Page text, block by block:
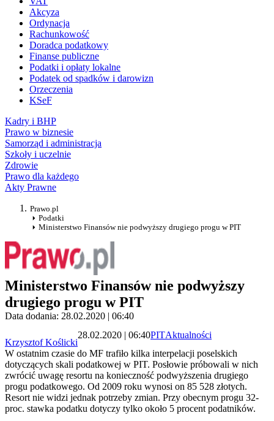
Akcyza
Ordynacja
Rachunkowość
Doradca podatkowy
Finanse publiczne
Podatki i opłaty lokalne
Podatek od spadków i darowizn
Orzeczenia
KSeF
Kadry i BHP
Prawo w biznesie
Samorząd i administracja
Szkoły i uczelnie
Zdrowie
Prawo dla każdego
Akty Prawne
Prawo.pl
Podatki
Ministerstwo Finansów nie podwyższy drugiego progu w PIT
Ministerstwo Finansów nie podwyższy
drugiego progu w PIT
Data dodania: 28.02.2020 | 06:40
Krzysztof Koślicki
28.02.2020 | 06:40PITAktualności
W ostatnim czasie do MF trafiło kilka interpelacji poselskich
dotyczących skali podatkowej w PIT. Posłowie próbowali w nich
zwrócić uwagę resortu na konieczność podwyższenia drugiego
progu podatkowego. Od 2009 roku wynosi on 85 528 złotych.
Resort nie widzi jednak potrzeby zmian. Przy obecnym progu 32-
proc. stawka podatku dotyczy tylko około 5 procent podatników.